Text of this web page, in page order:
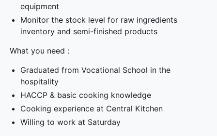
equipment
Monitor the stock level for raw ingredients
inventory and semi-finished products
What you need :
Graduated from Vocational School in the
hospitality
HACCP & basic cooking knowledge
Cooking experience at Central Kitchen
Willing to work at Saturday